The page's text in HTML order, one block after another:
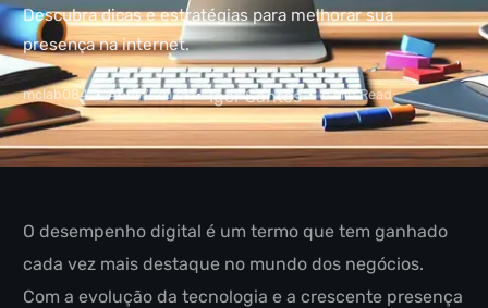
Descubra dicas e estratégias para melhorar sua
presença na internet.
mclab084 Abril 7, 2025 Igor Santos 6 Min Read
O desempenho digital é um termo que tem ganhado
cada vez mais destaque no mundo dos negócios.
Com a evolução da tecnologia e a crescente presença